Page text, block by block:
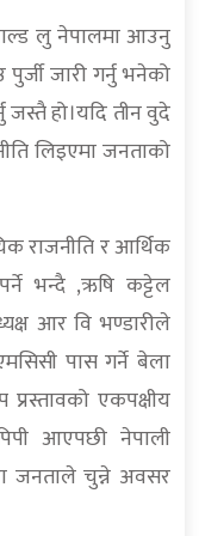
लु नेपालमा आउनु
जारी गर्नु भनेको
जस्तै हो।यदि तीन वुदे
लिइएमा जनताको
राजनीति र आर्थिक
भन्दै ,ऋषि कट्टेल
आर वि भण्डारीले
पास गर्ने बेला
एकपक्षीय
आएपछी नेपाली
जनताले चुन्ने अवसर